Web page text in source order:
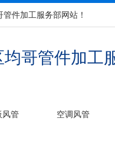
件加工服务部网站！
风管 空调风管